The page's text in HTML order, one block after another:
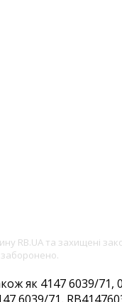
RB.UA та захищені
як 4147 6039/71,